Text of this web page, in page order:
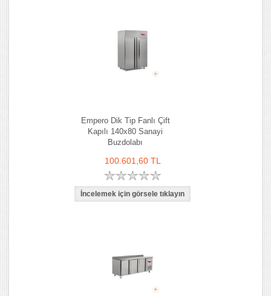
Empero Dik Tip Fanlı Çift
Kapılı 140x80 Sanayi
Buzdolabı
100.601,60 TL